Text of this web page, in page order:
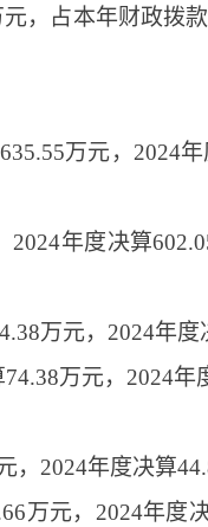
，占本年财政拨
万元，2024
年度决算
万元，2024年
万元，2024
2024年度决算
万元，2024年度